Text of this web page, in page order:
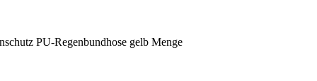
PU-Regenbundhose gelb Menge